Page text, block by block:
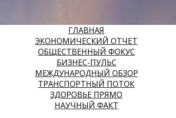
ГЛАВНАЯ
ЭКОНОМИЧЕСКИЙ ОТЧЕТ
ОБЩЕСТВЕННЫЙ ФОКУС
БИЗНЕС-ПУЛЬС
МЕЖДУНАРОДНЫЙ ОБЗОР
ТРАНСПОРТНЫЙ ПОТОК
ЗДОРОВЬЕ ПРЯМО
НАУЧНЫЙ ФАКТ